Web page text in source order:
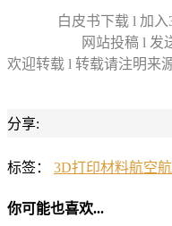
白皮书下载 l 加入
网站投稿 l 发
欢迎转载 l 转载请注明来
分享:
标签： 3D打印材料航空
你可能也喜欢...